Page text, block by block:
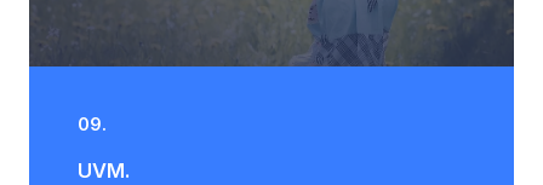
09.
UVM.